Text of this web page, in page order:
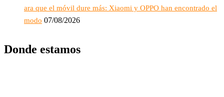
ara que el móvil dure más: Xiaomi y OPPO han encontrado el
modo 07/08/2026
Donde estamos